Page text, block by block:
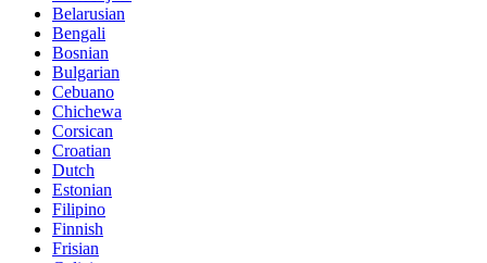
Belarusian
Bengali
Bosnian
Bulgarian
Cebuano
Chichewa
Corsican
Croatian
Dutch
Estonian
Filipino
Finnish
Frisian